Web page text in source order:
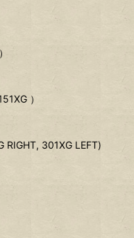
）
RIGHT, 301XG LEFT)